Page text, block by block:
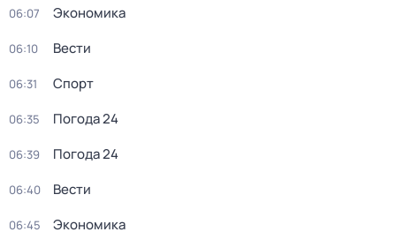
06:07 Экономика
06:10 Вести
06:31 Спорт
06:35 Погода 24
06:39 Погода 24
06:40 Вести
06:45 Экономика